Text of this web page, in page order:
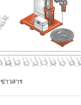
ข่าวสาร